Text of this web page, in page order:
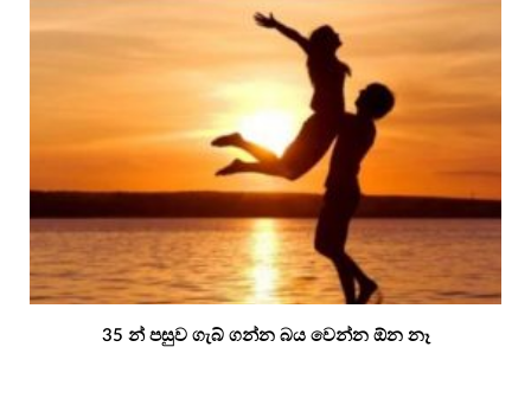
35 න් පසුව ගැබ් ගන්න බය වෙන්න ඕන නෑ